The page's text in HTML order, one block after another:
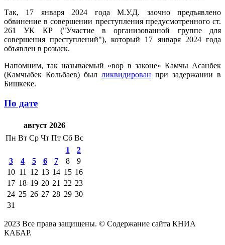
Так, 17 января 2024 года М.У.Д. заочно предъявлено
обвинение в совершении преступления предусмотренного ст.
261 УК КР ("Участие в организованной группе для
совершения преступлений"), который 17 января 2024 года
объявлен в розыск.
Напомним, так называемый «вор в законе» Камчы Асанбек
(Камчыбек Кольбаев) был ликвидирован при задержании в
Бишкеке.
По дате
август 2026
Пн Вт Ср Чт Пт Сб Вс
1
2
3
4 5 6 7 8
9
10 11 12 13 14 15 16
17 18 19 20 21 22 23
24 25 26 27 28 29 30
31
2023 Все права защищены. © Содержание сайта КНИА
КАБАР.